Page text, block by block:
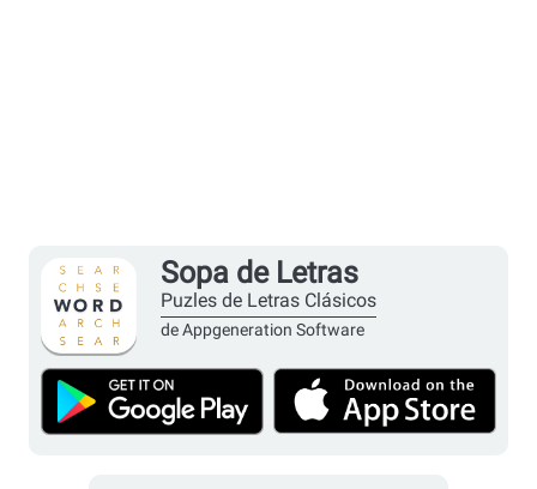
Sopa de Letras
Puzles de Letras Clásicos
de Appgeneration Software